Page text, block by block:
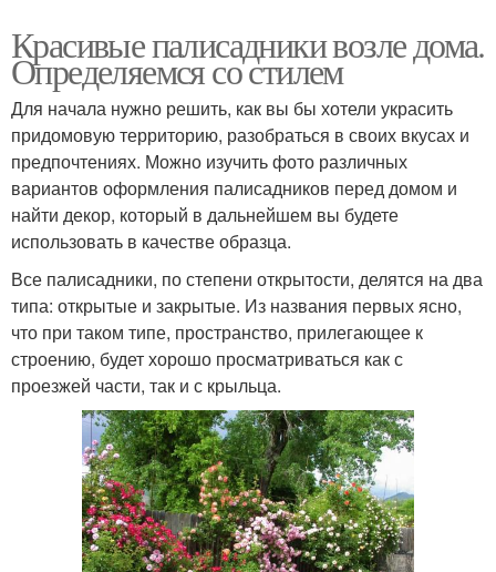
Красивые палисадники возле дома.
Определяемся со стилем
Для начала нужно решить, как вы бы хотели украсить
придомовую территорию, разобраться в своих вкусах и
предпочтениях. Можно изучить фото различных
вариантов оформления палисадников перед домом и
найти декор, который в дальнейшем вы будете
использовать в качестве образца.
Все палисадники, по степени открытости, делятся на два
типа: открытые и закрытые. Из названия первых ясно,
что при таком типе, пространство, прилегающее к
строению, будет хорошо просматриваться как с
проезжей части, так и с крыльца.